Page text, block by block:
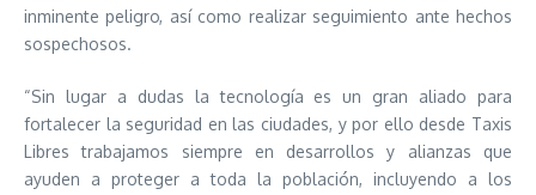
inminente peligro, así como realizar seguimiento ante hechos
sospechosos.
“Sin lugar a dudas la tecnología es un gran aliado para
fortalecer la seguridad en las ciudades, y por ello desde Taxis
Libres trabajamos siempre en desarrollos y alianzas que
ayuden a proteger a toda la población, incluyendo a los